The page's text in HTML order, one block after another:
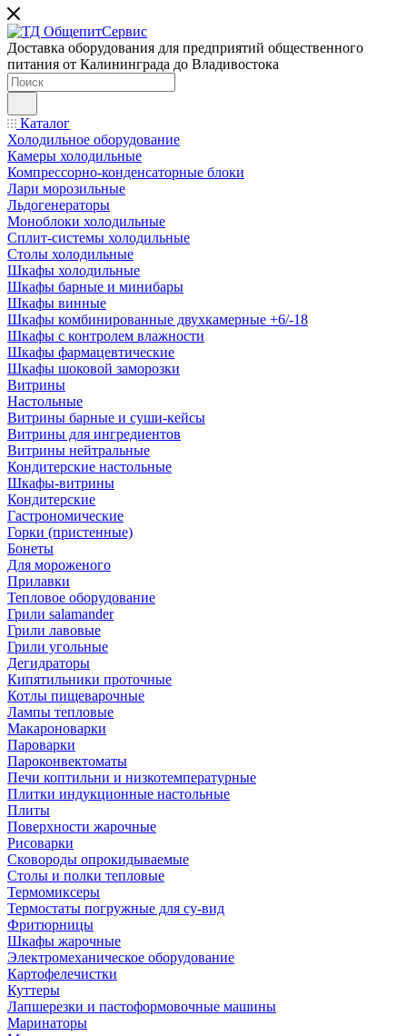
Доставка оборудования для предприятий общественного
питания от Калининграда до Владивостока
Каталог
Холодильное оборудование
Камеры холодильные
Компрессорно-конденсаторные блоки
Лари морозильные
Льдогенераторы
Моноблоки холодильные
Сплит-системы холодильные
Столы холодильные
Шкафы холодильные
Шкафы барные и минибары
Шкафы винные
Шкафы комбинированные двухкамерные +6/-18
Шкафы с контролем влажности
Шкафы фармацевтические
Шкафы шоковой заморозки
Витрины
Настольные
Витрины барные и суши-кейсы
Витрины для ингредиентов
Витрины нейтральные
Кондитерские настольные
Шкафы-витрины
Кондитерские
Гастрономические
Горки (пристенные)
Бонеты
Для мороженого
Прилавки
Тепловое оборудование
Грили salamander
Грили лавовые
Грили угольные
Дегидраторы
Кипятильники проточные
Котлы пищеварочные
Лампы тепловые
Макароноварки
Пароварки
Пароконвектоматы
Печи коптильни и низкотемпературные
Плитки индукционные настольные
Плиты
Поверхности жарочные
Рисоварки
Сковороды опрокидываемые
Столы и полки тепловые
Термомиксеры
Термостаты погружные для су-вид
Фритюрницы
Шкафы жарочные
Электромеханическое оборудование
Картофелечистки
Куттеры
Лапшерезки и пастоформовочные машины
Маринаторы